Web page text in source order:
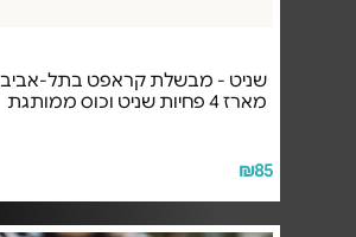
שניט - מבשלת קראפט בתל-אביב
מארז 4 פחיות שניט וכוס ממותגת
₪85